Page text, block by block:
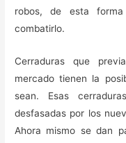
robos, de esta
combatirlo.
Cerraduras que
mercado tienen la
sean. Esas
desfasadas por los
Ahora mismo se dan